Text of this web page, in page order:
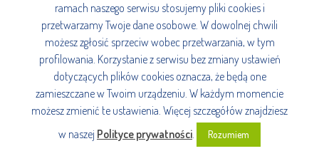
ramach naszego serwisu stosujemy pliki cookies i
przetwarzamy Twoje dane osobowe. W dowolnej chwili
możesz zgłosić sprzeciw wobec przetwarzania, w tym
profilowania. Korzystanie z serwisu bez zmiany ustawień
dotyczących plików cookies oznacza, że będą one
zamieszczane w Twoim urządzeniu. W każdym momencie
możesz zmienić te ustawienia. Więcej szczegółów znajdziesz
w naszej Polityce prywatności. Rozumiem